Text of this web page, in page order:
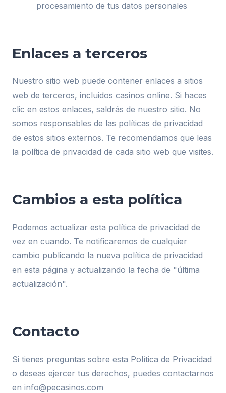
procesamiento de tus datos personales
Enlaces a terceros
Nuestro sitio web puede contener enlaces a sitios
web de terceros, incluidos casinos online. Si haces
clic en estos enlaces, saldrás de nuestro sitio. No
somos responsables de las políticas de privacidad
de estos sitios externos. Te recomendamos que leas
la política de privacidad de cada sitio web que visites.
Cambios a esta política
Podemos actualizar esta política de privacidad de
vez en cuando. Te notificaremos de cualquier
cambio publicando la nueva política de privacidad
en esta página y actualizando la fecha de "última
actualización".
Contacto
Si tienes preguntas sobre esta Política de Privacidad
o deseas ejercer tus derechos, puedes contactarnos
en info@pecasinos.com